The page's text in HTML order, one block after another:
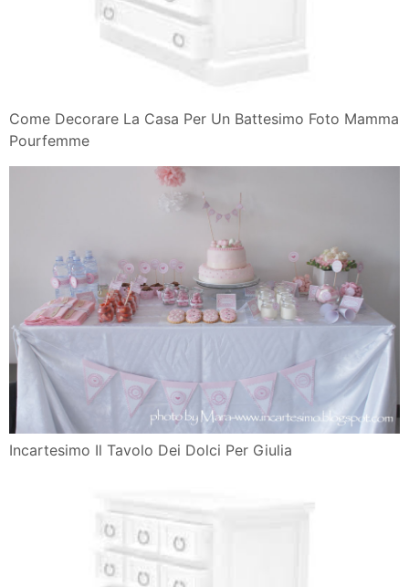
Come Decorare La Casa Per Un Battesimo Foto Mamma
Pourfemme
Incartesimo Il Tavolo Dei Dolci Per Giulia